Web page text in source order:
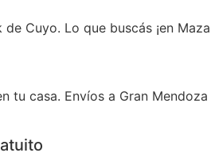
Cuyo. Lo que buscás ¡en Maza
tu casa. Envíos a Gran Mendoza